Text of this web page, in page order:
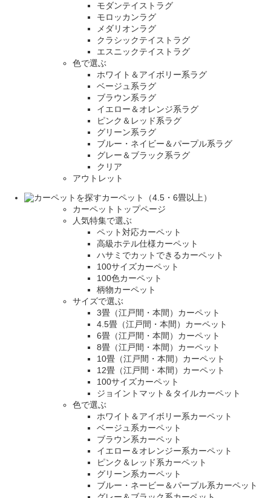
モダンテイストラグ
モロッカンラグ
メダリオンラグ
クラシックテイストラグ
エスニックテイストラグ
色で選ぶ
ホワイト＆アイボリー系ラグ
ベージュ系ラグ
ブラウン系ラグ
イエロー＆オレンジ系ラグ
ピンク＆レッド系ラグ
グリーン系ラグ
ブルー・ネイビー＆パープル系ラグ
グレー＆ブラック系ラグ
クリア
アウトレット
カーペット（4.5・6畳以上）
カーペットトップページ
人気特集で選ぶ
ペット対応カーペット
高級ホテル仕様カーペット
ハサミでカットできるカーペット
100サイズカーペット
100色カーペット
柄物カーペット
サイズで選ぶ
3畳（江戸間・本間）カーペット
4.5畳（江戸間・本間）カーペット
6畳（江戸間・本間）カーペット
8畳（江戸間・本間）カーペット
10畳（江戸間・本間）カーペット
12畳（江戸間・本間）カーペット
100サイズカーペット
ジョイントマット＆タイルカーペット
色で選ぶ
ホワイト＆アイボリー系カーペット
ベージュ系カーペット
ブラウン系カーペット
イエロー＆オレンジー系カーペット
ピンク＆レッド系カーペット
グリーン系カーペット
ブルー・ネービー＆パープル系カーペット